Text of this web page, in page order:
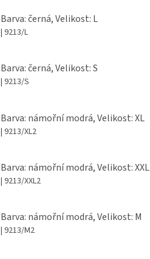
Barva: černá, Velikost: L
| 9213/L
Barva: černá, Velikost: S
| 9213/S
Barva: námořní modrá, Velikost: XL
| 9213/XL2
Barva: námořní modrá, Velikost: XXL
| 9213/XXL2
Barva: námořní modrá, Velikost: M
| 9213/M2